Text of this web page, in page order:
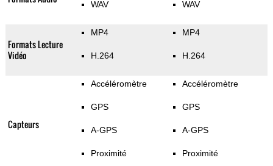
WAV WAV
Formats Lecture
Vidéo
MP4
H.264
MP4
H.264
Capteurs
Accéléromètre
GPS
A-GPS
Proximité
Accéléromètre
GPS
A-GPS
Proximité